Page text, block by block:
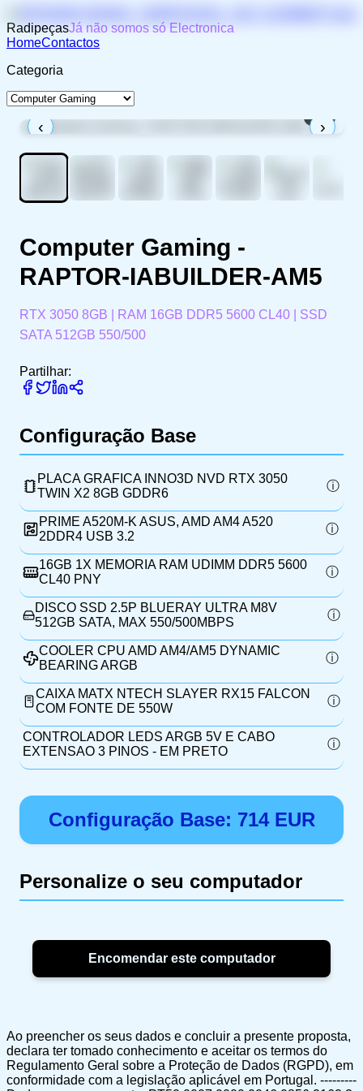
RadipeçasJá não somos só Electronica
HomeContactos
Categoria
‹ ›
1
Computer Gaming -
RAPTOR-IABUILDER-AM5
RTX 3050 8GB | RAM 16GB DDR5 5600 CL40 | SSD
SATA 512GB 550/500
Partilhar:
Configuração Base
PLACA GRAFICA INNO3D NVD RTX 3050
TWIN X2 8GB GDDR6
PRIME A520M-K ASUS, AMD AM4 A520
2DDR4 USB 3.2
16GB 1X MEMORIA RAM UDIMM DDR5 5600
CL40 PNY
DISCO SSD 2.5P BLUERAY ULTRA M8V
512GB SATA, MAX 550/500MBPS
COOLER CPU AMD AM4/AM5 DYNAMIC
BEARING ARGB
CAIXA MATX NTECH SLAYER RX15 FALCON
COM FONTE DE 550W
CONTROLADOR LEDS ARGB 5V E CABO
EXTENSAO 3 PINOS - EM PRETO
Configuração Base: 714 EUR
Personalize o seu computador
Ao preencher os seus dados e concluir a presente proposta,
declara ter tomado conhecimento e aceitar os termos do
Regulamento Geral sobre a Proteção de Dados (RGPD), em
conformidade com a legislação aplicável em Portugal. ---------